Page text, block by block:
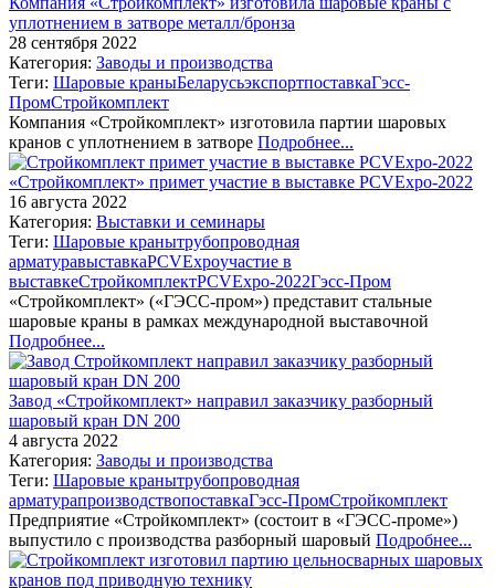
уплотнением в затворе металл/бронза
28 сентября 2022
Категория: Заводы и производства
Теги: Шаровые краныБеларусьэкспортпоставкаГэсс-
ПромСтройкомплект
Компания «Стройкомплект» изготовила партии шаровых
кранов с уплотнением в затворе Подробнее...
«Стройкомплект» примет участие в выставке PCVExpo-2022
16 августа 2022
Категория: Выставки и семинары
Теги: Шаровые кранытрубопроводная
арматуравыставкаPCVExpoучастие в
выставкеСтройкомплектPCVExpo-2022Гэсс-Пром
«Стройкомплект» («ГЭСС-пром») представит стальные
шаровые краны в рамках международной выставочной
Подробнее...
Завод «Стройкомплект» направил заказчику разборный
шаровый кран DN 200
4 августа 2022
Категория: Заводы и производства
Теги: Шаровые кранытрубопроводная
арматурапроизводствопоставкаГэсс-ПромСтройкомплект
Предприятие «Стройкомплект» (состоит в «ГЭСС-проме»)
выпустило с производства разборный шаровый Подробнее...